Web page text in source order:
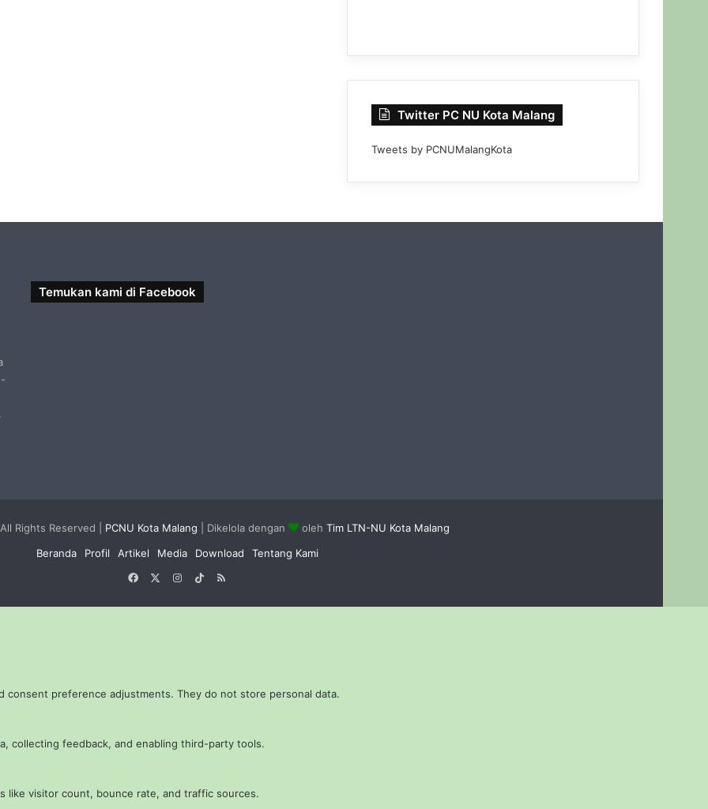
Twitter PC NU Kota Malang
Tweets by PCNUMalangKota
Temukan kami di Facebook
Rights Reserved | PCNU Kota Malang | Dikelola dengan oleh Tim LTN-NU Kota Malang
Beranda
Profil Artikel Media Download
Tentang Kami
FacebookInstagram
TikTok
preference adjustments. They do not store personal data.
collecting feedback, and enabling third-party tools.
like visitor count, bounce rate, and traffic sources.